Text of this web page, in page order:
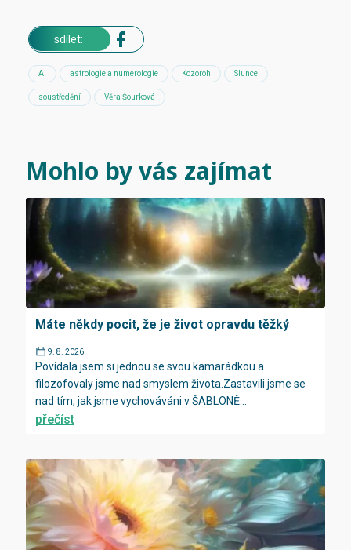
sdílet:
AI astrologie a numerologie Kozoroh Slunce
soustředění Věra Šourková
Mohlo by vás zajímat
Máte někdy pocit, že je život opravdu těžký
9. 8. 2026
Povídala jsem si jednou se svou kamarádkou a
filozofovaly jsme nad smyslem života.Zastavili jsme se
nad tím, jak jsme vychováváni v ŠABLONĚ...
přečíst